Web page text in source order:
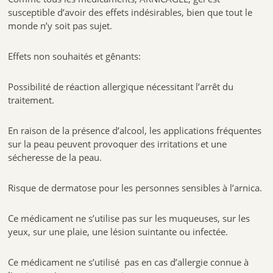
susceptible d’avoir des effets indésirables, bien que tout le
monde n’y soit pas sujet.
Effets non souhaités et gênants:
Possibilité de réaction allergique nécessitant l’arrêt du
traitement.
En raison de la présence d’alcool, les applications fréquentes
sur la peau peuvent provoquer des irritations et une
sécheresse de la peau.
Risque de dermatose pour les personnes sensibles à l’arnica.
Ce médicament ne s’utilise pas sur les muqueuses, sur les
yeux, sur une plaie, une lésion suintante ou infectée.
Ce médicament ne s’utilisé pas en cas d’allergie connue à